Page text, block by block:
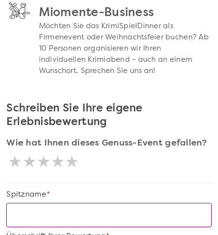
Miomente-Business
Möchten Sie das KrimiSpielDinner als
Firmenevent oder Weihnachtsfeier buchen? Ab
10 Personen organisieren wir Ihren
individuellen Krimiabend – auch an einem
Wunschort. Sprechen Sie uns an!
Schreiben Sie Ihre eigene
Erlebnisbewertung
Wie hat Ihnen dieses Genuss-Event gefallen?
*
Spitzname